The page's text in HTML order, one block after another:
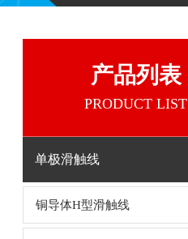
产品列表
PRODUCT LIST
单极滑触线
铜导体H型滑触线